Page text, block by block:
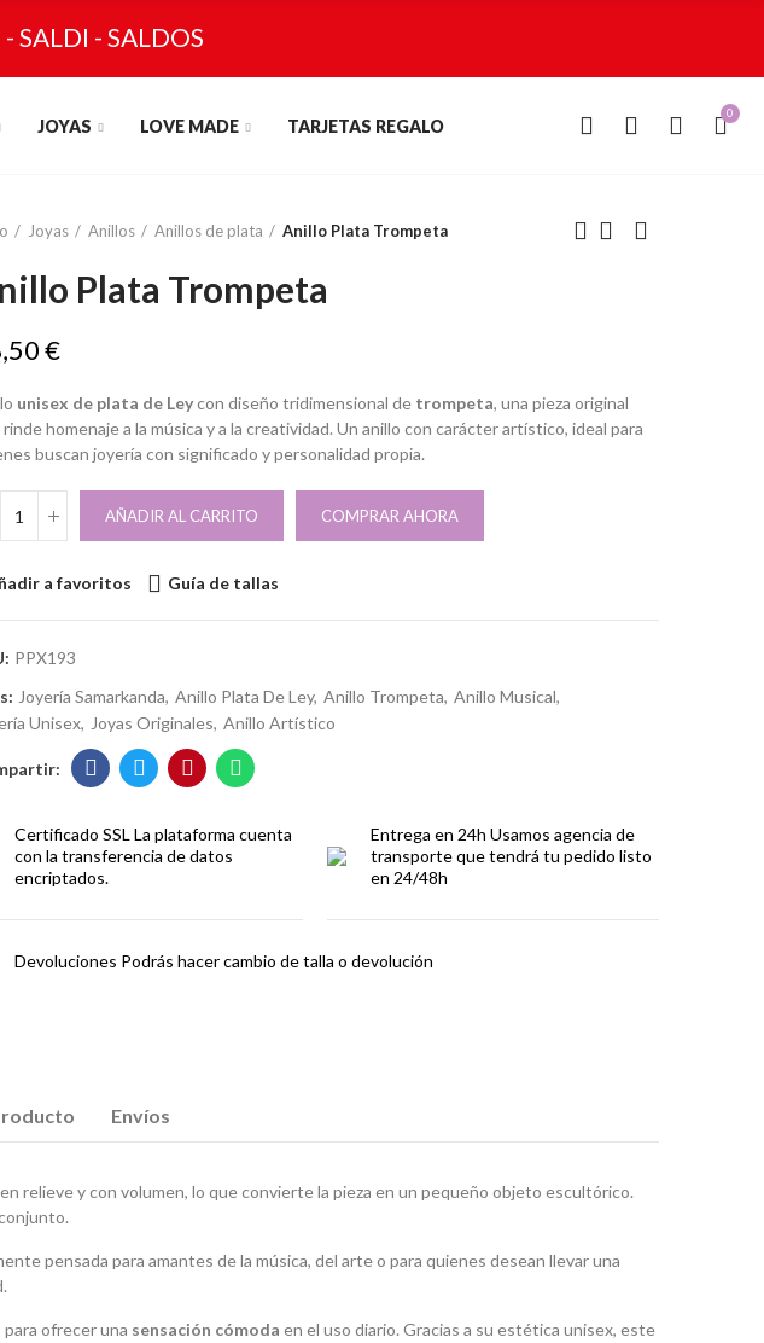
SALDI - SALDOS
JOYAS LOVE MADE TARJETAS REGALO
0
Joyas Anillos Anillos de plata Anillo Plata Trompeta
Plata Trompeta
€
unisex de plata de Leycon diseño tridimensional de trompeta, una pieza original
homenaje a la música y a la creatividad. Un anillo con carácter artístico, ideal para
buscan joyería con significado y personalidad propia.
AÑADIR AL CARRITO COMPRAR AHORA
a favoritos Guía de tallas
PPX193
Joyería Samarkanda Anillo Plata De Ley Anillo Trompeta Anillo Musical
Unisex
Joyas Originales Anillo Artístico
Certificado SSL La plataforma cuenta
con la transferencia de datos
encriptados.
Entrega en 24h Usamos agencia de
transporte que tendrá tu pedido listo
en 24/48h
Devoluciones Podrás hacer cambio de talla o devolución
Envíos
relieve y con volumen, lo que convierte la pieza en un pequeño objeto escultórico.
pensada para amantes de la música, del arte o para quienes desean llevar una
ofrecer una sensación cómoda en el uso diario. Gracias a su estética unisex, este